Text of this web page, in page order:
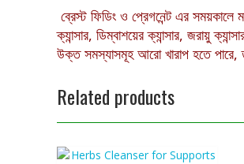
ব্রেস্ট ফিডিং ও প্রেগনেন্ট এর সময়কালে
ক্যান্সার, ডিম্বাশয়ের ক্যান্সার, জরায়ু
উক্ত সমস্যাসমূহ আরো খারাপ হতে পারে,
Related products